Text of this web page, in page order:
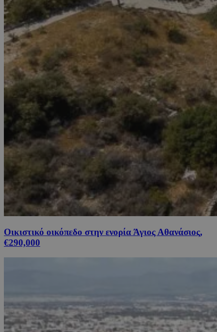
Οικιστικό οικόπεδο στην ενορία Άγιος Αθανάσιος,
€290,000